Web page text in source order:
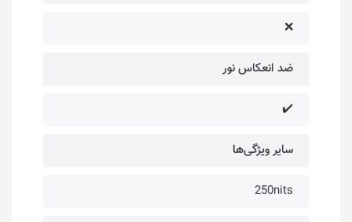
❌
ضد انعکاس نور
✔️
سایر ویژگی‌ها
250nits